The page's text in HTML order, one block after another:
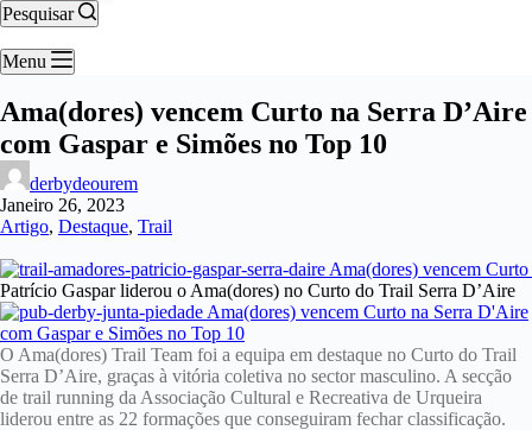
Pesquisar
Menu
Ama(dores) vencem Curto na Serra D’Aire
com Gaspar e Simões no Top 10
derbydeourem
Janeiro 26, 2023
Artigo, Destaque, Trail
Patrício Gaspar liderou o Ama(dores) no Curto do Trail Serra D’Aire
O Ama(dores) Trail Team foi a equipa em destaque no Curto do Trail
Serra D’Aire, graças à vitória coletiva no sector masculino. A secção
de trail running da Associação Cultural e Recreativa de Urqueira
liderou entre as 22 formações que conseguiram fechar classificação.